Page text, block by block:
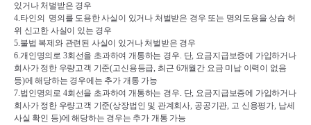
있거나 처벌받은 경우
4.타인의  명의를 도용한 사실이 있거나 처벌받은 경우 또는 명의도용을 상습 허
위 신고한 사실이 있는 경우
5.불법 복제와 관련된 사실이 있거나 처벌받은 경우
6.개인명의로 3회선을 초과하여 개통하는 경우. 단, 요금지급보증에 가입하거나
회사가 정한 우량고객 기준(고신용등급, 최근 6개월간 요금 미납 이력이 없음
등)에 해당하는 경우에는 추가 개통 가능
7.법인명의로 4회선을 초과하여 개통하는 경우. 단, 요금지급보증에 가입하거나
회사가 정한 우량고객 기준(상장법인 및 관계회사, 공공기관, 고 신용평가, 납세
사실 확인 등)에 해당하는 경우는 추가 개통 가능